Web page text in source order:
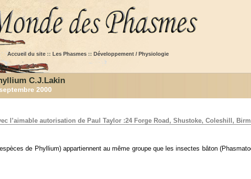
Accueil du site :: Les Phasmes :: Développement / Physiologie
C.J.Lakin
2000
l’aimable autorisation de Paul Taylor :24 Forge Road, Shustoke, Coleshill,
de Phyllium) appartiennent au même groupe que les insectes bâton